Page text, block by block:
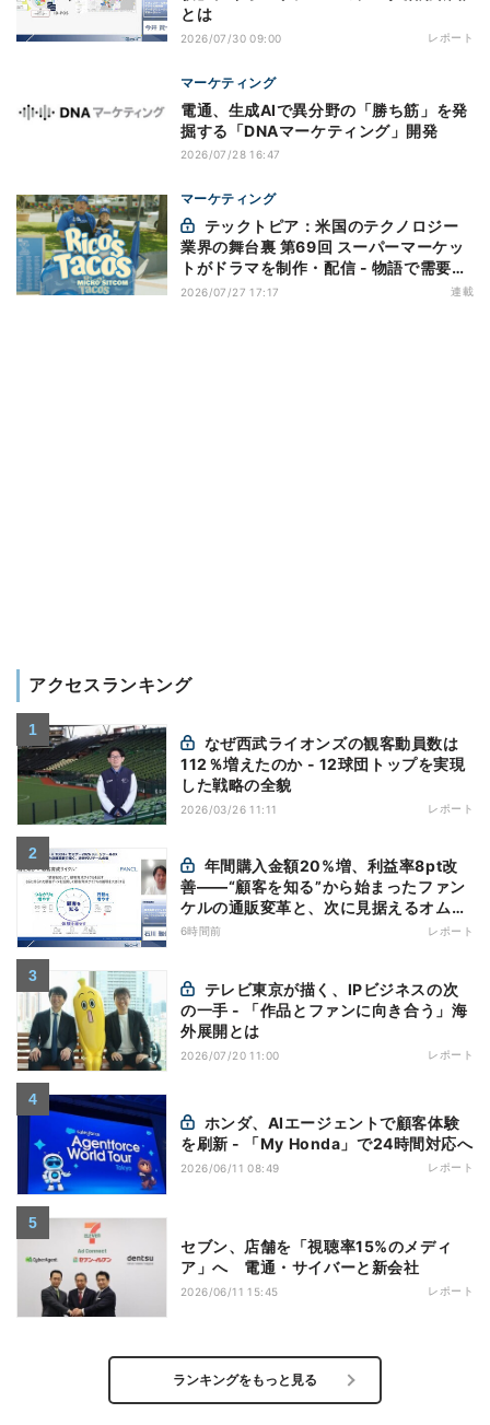
とは
2026/07/30 09:00 レポート
マーケティング
電通、生成AIで異分野の「勝ち筋」を発
掘する「DNAマーケティング」開発
2026/07/28 16:47
マーケティング
業界の舞台裏 第69回 スーパーマーケッ
トがドラマを制作・配信 - 物語で需要を
演出する小売メディア
2026/07/27 17:17 連載
アクセスランキング
112％増えたのか - 12球団トップを実現
した戦略の全貌
2026/03/26 11:11 レポート
善——“顧客を知る”から始まったファン
ケルの通販変革と、次に見据えるオムニ
チャネル
6時間前 レポート
の一手 - 「作品とファンに向き合う」海
外展開とは
2026/07/20 11:00 レポート
を刷新 - 「My Honda」で24時間対応へ
2026/06/11 08:49 レポート
セブン、店舗を「視聴率15%のメディ
ア」へ 電通・サイバーと新会社
2026/06/11 15:45 レポート
ランキングをもっと見る